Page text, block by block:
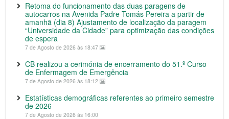
Retoma do funcionamento das duas paragens de
autocarros na Avenida Padre Tomás Pereira a partir de
amanhã (dia 8) Ajustamento de localização da paragem
“Universidade da Cidade” para optimização das condições
de espera
7 de Agosto de 2026 às 18:47
CB realizou a cerimónia de encerramento do 51.º Curso
de Enfermagem de Emergência
7 de Agosto de 2026 às 18:12
Estatísticas demográficas referentes ao primeiro semestre
de 2026
7 de Agosto de 2026 às 16:00